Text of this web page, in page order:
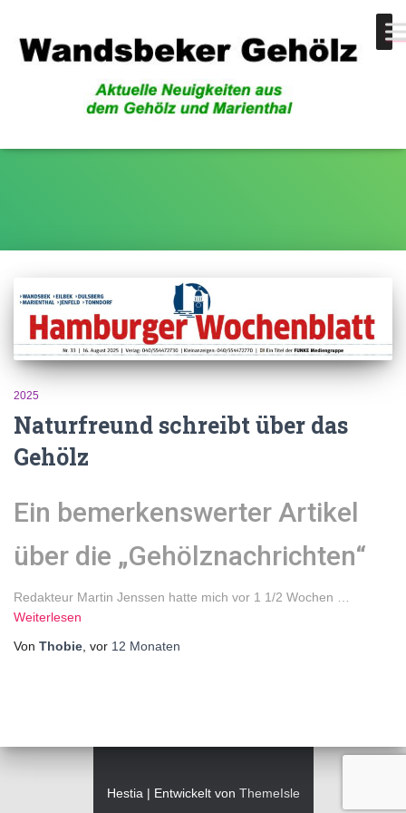
2025
Naturfreund schreibt über das
Gehölz
Ein bemerkenswerter Artikel
über die „Gehölznachrichten“
Redakteur Martin Jenssen hatte mich vor 1 1/2 Wochen …
Weiterlesen
Von Thobie , vor 12 Monaten
Hestia | Entwickelt von ThemeIsle